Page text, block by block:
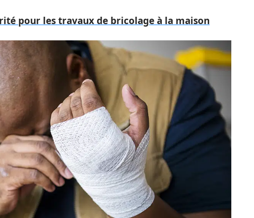
pour les travaux de bricolage à la maison